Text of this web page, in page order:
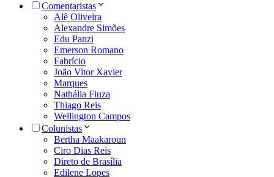
Comentaristas
Alê Oliveira
Alexandre Simões
Edu Panzi
Emerson Romano
Fabrício
João Vitor Xavier
Marques
Nathália Fiuza
Thiago Reis
Wellington Campos
Colunistas
Bertha Maakaroun
Ciro Dias Reis
Direto de Brasília
Edilene Lopes